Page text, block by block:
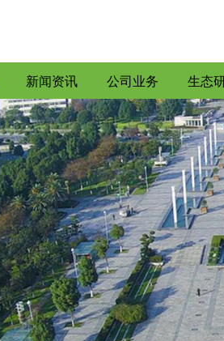
新闻资讯 公司业务 生态